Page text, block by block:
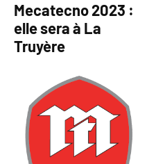
Mecatecno 2023 :
elle sera à La
Truyère